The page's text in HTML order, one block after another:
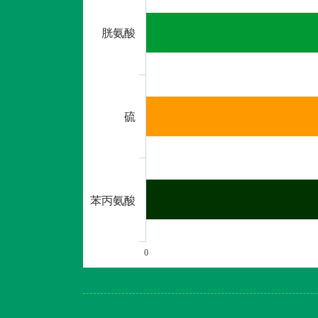
胱氨酸
硫
苯丙氨酸
0